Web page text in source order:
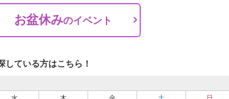
お盆休みのイベント
ている方はこちら！